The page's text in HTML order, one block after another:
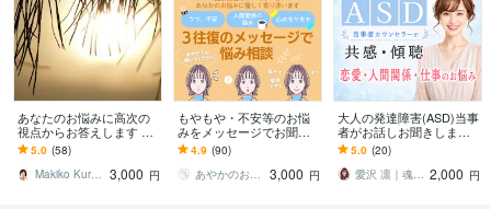
あなたのお悩みに高次の
視点からお答えします 健
康、恋愛、仕事、対人関
係、お金、スピリチュア
ル
5.0 (58)
Makiko Kurata 3,000 円
もやもや・不安等のお悩
みをメッセージでお聞き
します 3往復で心の専門家
があなたのモヤモヤに寄
り添い、整理します
4.9 (90)
あやかのお悩み相談室
3,000 円
大人の発達障害(ASD)当事
者がお話しお聞きします
チャット2往復の対話で記
憶の脳内リピートやキャ
パオーバー解消
5.0 (20)
愛沢 凛｜魂の遺伝子コード｜婚活の法則 2,000 円